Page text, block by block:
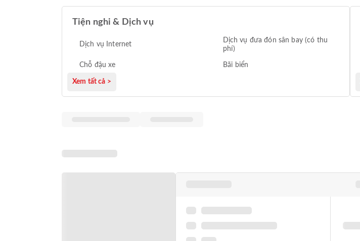
Tiện nghi & Dịch vụ
Dịch vụ Internet
Dịch vụ đưa đón sân bay (có thu
phí)
Chỗ đậu xe Bãi biển
Xem tất cả >